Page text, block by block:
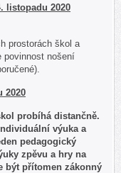
listopadu 2020
prostorách škol a
povinnost nošení
2020
probíhá distančně.
výuka a
pedagogický
zpěvu a hry na
být přítomen zákonný